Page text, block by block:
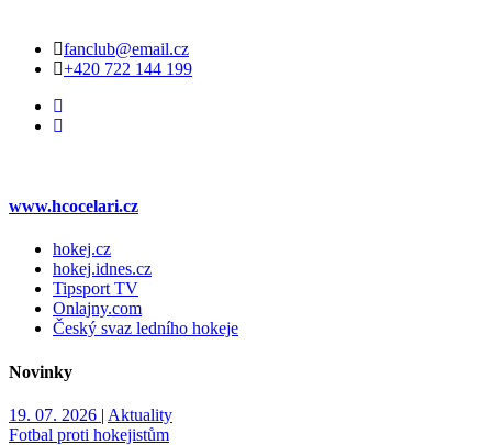
fanclub@email.cz
+420 722 144 199
www.hcocelari.cz
hokej.cz
hokej.idnes.cz
Tipsport TV
Onlajny.com
Český svaz ledního hokeje
Novinky
19. 07. 2026 | Aktuality
Fotbal proti hokejistům